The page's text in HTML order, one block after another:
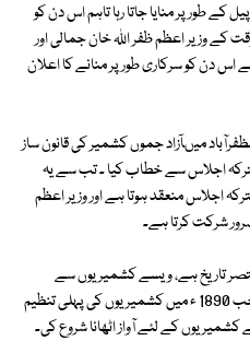
طور پر منایا جاتا رہا تاہم اس دن کو
جب اس وقت کے وزیر اعظم ظفر اللہ خان جمالی اور
اس دن کو سرکاری طور پر منانے کا اعلان
نے مظفرآباد میںآزاد جموں کشمیر کی قانون ساز
اجلاس سے خطاب کیا ۔ تب سے یہ
اجلاس منعقد ہوتا ہے اور وزیر اعظم
شرکت کرتا ہے۔
تاریخ ہے، ویسے کشمیریوں سے
یکجہتی کا سلسلہ 1890 ء سے جاری ہے جب 1890 ء میں کشمیریوں کی پہلی تنظیم
کے لئے آواز اٹھانا شروع کی۔